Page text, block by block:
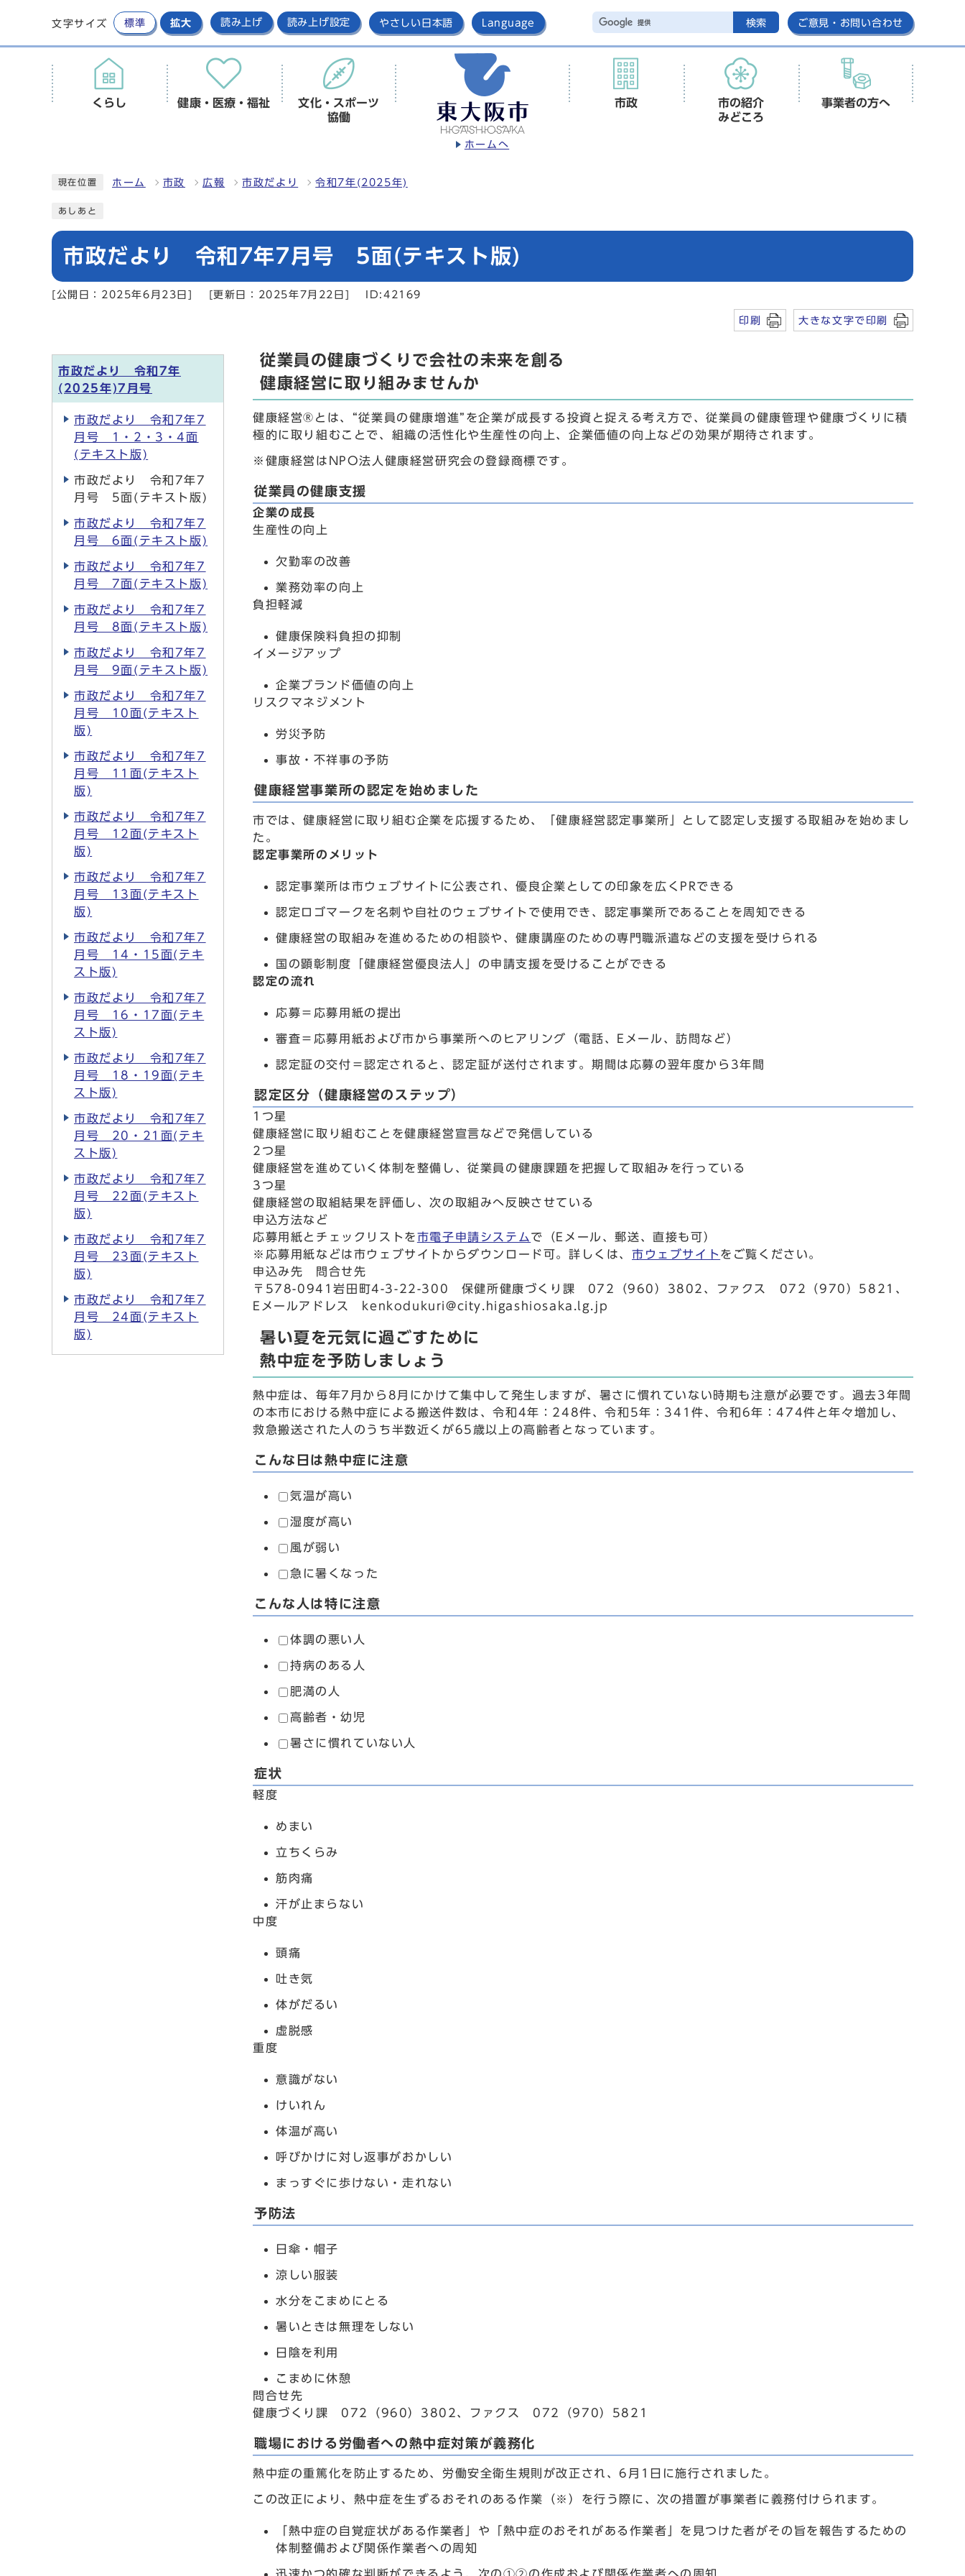
文字サイズ 標準 拡大 読み上げ 読み上げ設定 やさしい日本語 Language 検索 ご意見・お問い合わせ
ホームへ
くらし 健康・医療・福祉
文化・スポーツ
協働
市政
市の紹介
みどころ
事業者の方へ
現在位置 ホーム 市政 広報 市政だより 令和7年(2025年)
あしあと
市政だより 令和7年7月号 5面(テキスト版)
[公開日：2025年6月23日] [更新日：2025年7月22日] ID:42169
印刷 大きな文字で印刷
従業員の健康づくりで会社の未来を創る
健康経営に取り組みませんか
健康経営®とは、“従業員の健康増進”を企業が成長する投資と捉える考え方で、従業員の健康管理や健康づくりに積
極的に取り組むことで、組織の活性化や生産性の向上、企業価値の向上などの効果が期待されます。
※健康経営はNPO法人健康経営研究会の登録商標です。
従業員の健康支援
企業の成長
生産性の向上
欠勤率の改善
業務効率の向上
負担軽減
健康保険料負担の抑制
イメージアップ
企業ブランド価値の向上
リスクマネジメント
労災予防
事故・不祥事の予防
健康経営事業所の認定を始めました
市では、健康経営に取り組む企業を応援するため、「健康経営認定事業所」として認定し支援する取組みを始めまし
た。
認定事業所のメリット
認定事業所は市ウェブサイトに公表され、優良企業としての印象を広くPRできる
認定ロゴマークを名刺や自社のウェブサイトで使用でき、認定事業所であることを周知できる
健康経営の取組みを進めるための相談や、健康講座のための専門職派遣などの支援を受けられる
国の顕彰制度「健康経営優良法人」の申請支援を受けることができる
認定の流れ
応募＝応募用紙の提出
審査＝応募用紙および市から事業所へのヒアリング（電話、Eメール、訪問など）
認定証の交付＝認定されると、認定証が送付されます。期間は応募の翌年度から3年間
認定区分（健康経営のステップ）
1つ星
健康経営に取り組むことを健康経営宣言などで発信している
2つ星
健康経営を進めていく体制を整備し、従業員の健康課題を把握して取組みを行っている
3つ星
健康経営の取組結果を評価し、次の取組みへ反映させている
申込方法など
応募用紙とチェックリストを市電子申請システム で（Eメール、郵送、直接も可）
※応募用紙などは市ウェブサイトからダウンロード可。詳しくは、市ウェブサイト をご覧ください。
申込み先 問合せ先
〒578-0941岩田町4-3-22-300 保健所健康づくり課 072（960）3802、ファクス 072（970）5821、
Eメールアドレス kenkodukuri@city.higashiosaka.lg.jp
暑い夏を元気に過ごすために
熱中症を予防しましょう
熱中症は、毎年7月から8月にかけて集中して発生しますが、暑さに慣れていない時期も注意が必要です。過去3年間
の本市における熱中症による搬送件数は、令和4年：248件、令和5年：341件、令和6年：474件と年々増加し、
救急搬送された人のうち半数近くが65歳以上の高齢者となっています。
こんな日は熱中症に注意
気温が高い
湿度が高い
風が弱い
急に暑くなった
こんな人は特に注意
体調の悪い人
持病のある人
肥満の人
高齢者・幼児
暑さに慣れていない人
症状
軽度
めまい
立ちくらみ
筋肉痛
汗が止まらない
中度
頭痛
吐き気
体がだるい
虚脱感
重度
意識がない
けいれん
体温が高い
呼びかけに対し返事がおかしい
まっすぐに歩けない・走れない
予防法
日傘・帽子
涼しい服装
水分をこまめにとる
暑いときは無理をしない
日陰を利用
こまめに休憩
問合せ先
健康づくり課 072（960）3802、ファクス 072（970）5821
職場における労働者への熱中症対策が義務化
熱中症の重篤化を防止するため、労働安全衛生規則が改正され、6月1日に施行されました。
この改正により、熱中症を生ずるおそれのある作業（※）を行う際に、次の措置が事業者に義務付けられます。
「熱中症の自覚症状がある作業者」や「熱中症のおそれがある作業者」を見つけた者がその旨を報告するための
体制整備および関係作業者への周知
市政だより 令和7年
(2025年)7月号
市政だより 令和7年7
月号 1・2・3・4面
(テキスト版)
市政だより 令和7年7
月号 5面(テキスト版)
市政だより 令和7年7
月号 6面(テキスト版)
市政だより 令和7年7
月号 7面(テキスト版)
市政だより 令和7年7
月号 8面(テキスト版)
市政だより 令和7年7
月号 9面(テキスト版)
市政だより 令和7年7
月号 10面(テキスト
版)
市政だより 令和7年7
月号 11面(テキスト
版)
市政だより 令和7年7
月号 12面(テキスト
版)
市政だより 令和7年7
月号 13面(テキスト
版)
市政だより 令和7年7
月号 14・15面(テキ
スト版)
市政だより 令和7年7
月号 16・17面(テキ
スト版)
市政だより 令和7年7
月号 18・19面(テキ
スト版)
市政だより 令和7年7
月号 20・21面(テキ
スト版)
市政だより 令和7年7
月号 22面(テキスト
版)
市政だより 令和7年7
月号 23面(テキスト
版)
市政だより 令和7年7
月号 24面(テキスト
版)